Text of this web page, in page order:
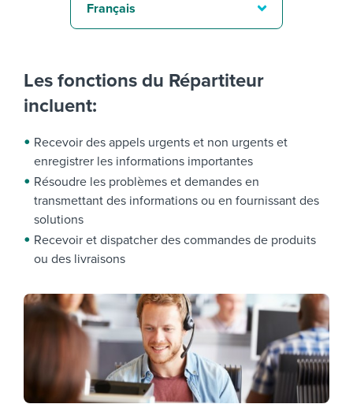
Les fonctions du Répartiteur
incluent:
Recevoir des appels urgents et non urgents et
enregistrer les informations importantes
Résoudre les problèmes et demandes en
transmettant des informations ou en fournissant des
solutions
Recevoir et dispatcher des commandes de produits
ou des livraisons
Français